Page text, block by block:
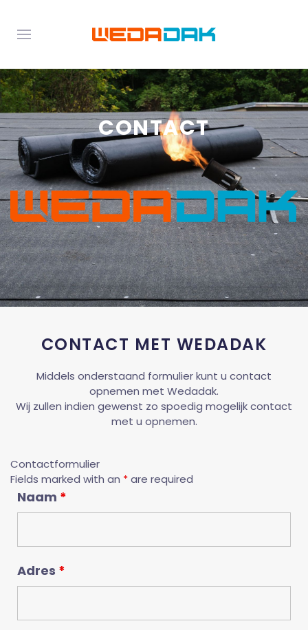
CONTACT
CONTACT MET WEDADAK
Middels onderstaand formulier kunt u contact
opnemen met Wedadak.
Wij zullen indien gewenst zo spoedig mogelijk contact
met u opnemen.
Contactformulier
Fields marked with an *are required
Naam *
Adres *